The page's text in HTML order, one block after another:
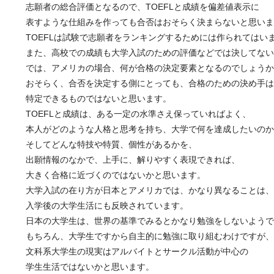
志願者の総合評価となるので、TOEFLと成績を偏差値表示に
表すような仕組みを作っても合否はおそらく決まらないと思いま
TOEFLは試験で志願者をランキングするためには作られてはいま
また、高校での成績も大学入試のための評価などでは決してない
では、アメリカの場合、何が合格の決定要素となるのでしょうか
おそらく、合否を決定する側にとっても、合格のための決め手は
特定できるものではないと思います。
TOEFLと成績は、ある一定の水準さえ保っていればよく、
本人がどのような人格と思考を持ち、大学で何を達成したいのか
そしてどんな特技や特質、個性があるかを、
出願情報のなかで、上手に、解りやすく表現できれば、
大きく合格に近づくのではないかと思います。
大学入試の在り方が日本とアメリカでは、かなり異なることは、
入学後の大学生活にも反映されています。
日本の大学生は、世界の基準でみるとかなり勉強をしないようで
もちろん、大学生ですから自主的に勉強に取り組むわけですが、
文科系大学生の現実はアルバイトとサークル活動が中心の
学生生活ではないかと思います。